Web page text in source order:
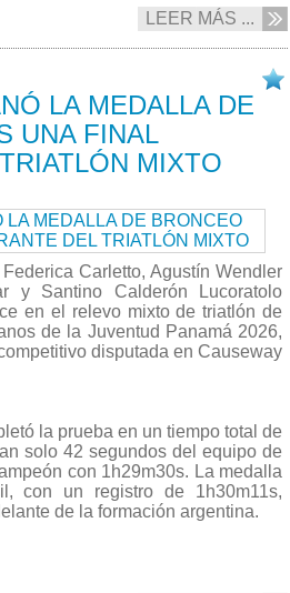
LEER MÁS ...
LA MEDALLA DE
UNA FINAL
MIXTO
Carletto, Agustín Wendler
y Santino Calderón Lucoratolo
en el relevo mixto de triatlón de
de la Juventud Panamá 2026,
disputada en Causeway
la prueba en un tiempo total de
solo 42 segundos del equipo de
con 1h29m30s. La medalla
con un registro de 1h30m11s,
de la formación argentina.